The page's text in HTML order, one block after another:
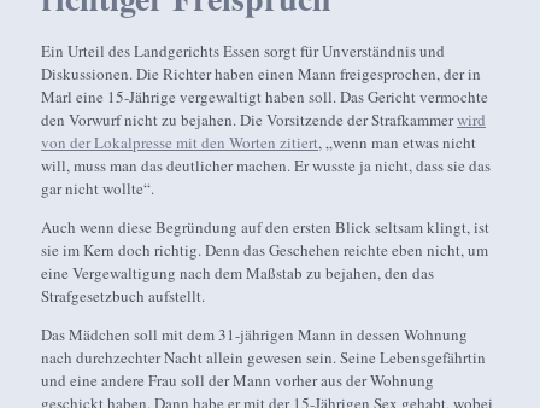
Ein Urteil des Landgerichts Essen sorgt für Unverständnis und
Diskussionen. Die Richter haben einen Mann freigesprochen, der in
Marl eine 15-Jährige vergewaltigt haben soll. Das Gericht vermochte
den Vorwurf nicht zu bejahen. Die Vorsitzende der Strafkammerwird
von der Lokalpresse mit den Worten zitiert, „wenn man etwas nicht
will, muss man das deutlicher machen. Er wusste ja nicht, dass sie das
gar nicht wollte“.
Auch wenn diese Begründung auf den ersten Blick seltsam klingt, ist
sie im Kern doch richtig. Denn das Geschehen reichte eben nicht, um
eine Vergewaltigung nach dem Maßstab zu bejahen, den das
Strafgesetzbuch aufstellt.
Das Mädchen soll mit dem 31-jährigen Mann in dessen Wohnung
nach durchzechter Nacht allein gewesen sein. Seine Lebensgefährtin
und eine andere Frau soll der Mann vorher aus der Wohnung